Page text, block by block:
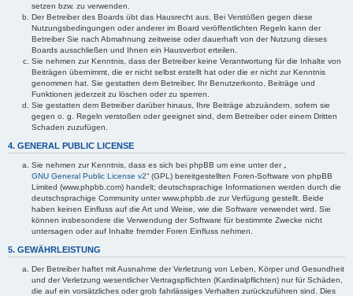
setzen bzw. zu verwenden.
Der Betreiber des Boards übt das Hausrecht aus. Bei Verstößen gegen diese
Nutzungsbedingungen oder anderer im Board veröffentlichten Regeln kann der
Betreiber Sie nach Abmahnung zeitweise oder dauerhaft von der Nutzung dieses
Boards ausschließen und Ihnen ein Hausverbot erteilen.
Sie nehmen zur Kenntnis, dass der Betreiber keine Verantwortung für die Inhalte von
Beiträgen übernimmt, die er nicht selbst erstellt hat oder die er nicht zur Kenntnis
genommen hat. Sie gestatten dem Betreiber, Ihr Benutzerkonto, Beiträge und
Funktionen jederzeit zu löschen oder zu sperren.
Sie gestatten dem Betreiber darüber hinaus, Ihre Beiträge abzuändern, sofern sie
gegen o. g. Regeln verstoßen oder geeignet sind, dem Betreiber oder einem Dritten
Schaden zuzufügen.
4. GENERAL PUBLIC LICENSE
Sie nehmen zur Kenntnis, dass es sich bei phpBB um eine unter der „
GNU General Public License v2“ (GPL) bereitgestellten Foren-Software von phpBB
Limited (www.phpbb.com) handelt; deutschsprachige Informationen werden durch die
deutschsprachige Community unter www.phpbb.de zur Verfügung gestellt. Beide
haben keinen Einfluss auf die Art und Weise, wie die Software verwendet wird. Sie
können insbesondere die Verwendung der Software für bestimmte Zwecke nicht
untersagen oder auf Inhalte fremder Foren Einfluss nehmen.
5. GEWÄHRLEISTUNG
Der Betreiber haftet mit Ausnahme der Verletzung von Leben, Körper und Gesundheit
und der Verletzung wesentlicher Vertragspflichten (Kardinalpflichten) nur für Schäden,
die auf ein vorsätzliches oder grob fahrlässiges Verhalten zurückzuführen sind. Dies